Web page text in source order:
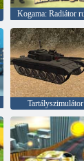
Tartályszimulátor